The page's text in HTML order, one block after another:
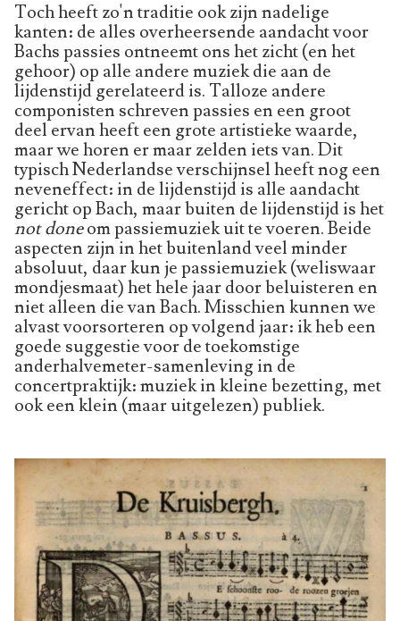
Toch heeft zo'n traditie ook zijn nadelige
kanten: de alles overheersende aandacht voor
Bachs passies ontneemt ons het zicht (en het
gehoor) op alle andere muziek die aan de
lijdenstijd gerelateerd is. Talloze andere
componisten schreven passies en een groot
deel ervan heeft een grote artistieke waarde,
maar we horen er maar zelden iets van. Dit
typisch Nederlandse verschijnsel heeft nog een
neveneffect: in de lijdenstijd is alle aandacht
gericht op Bach, maar buiten de lijdenstijd is het
not doneom passiemuziek uit te voeren. Beide
aspecten zijn in het buitenland veel minder
absoluut, daar kun je passiemuziek (weliswaar
mondjesmaat) het hele jaar door beluisteren en
niet alleen die van Bach. Misschien kunnen we
alvast voorsorteren op volgend jaar: ik heb een
goede suggestie voor de toekomstige
anderhalvemeter-samenleving in de
concertpraktijk: muziek in kleine bezetting, met
ook een klein (maar uitgelezen) publiek.